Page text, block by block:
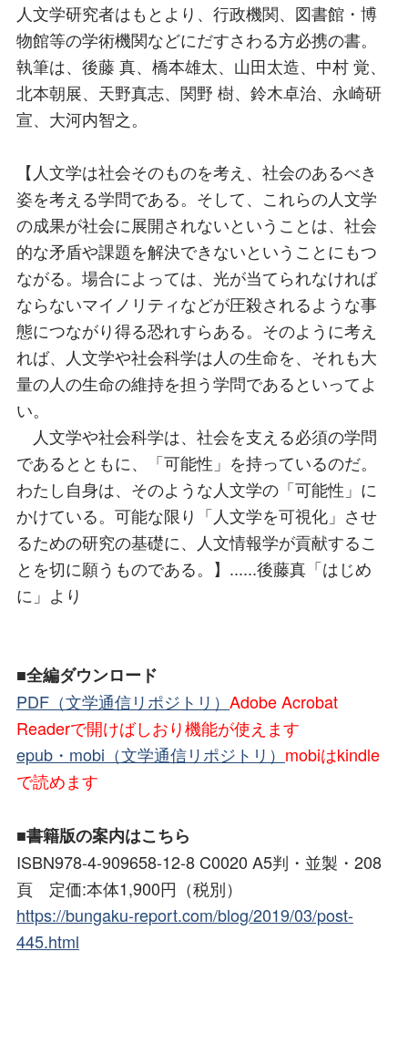
人文学研究者はもとより、行政機関、図書館・博
物館等の学術機関などにだすさわる方必携の書。
執筆は、後藤 真、橋本雄太、山田太造、中村 覚、
北本朝展、天野真志、関野 樹、鈴木卓治、永崎研
宣、大河内智之。
【人文学は社会そのものを考え、社会のあるべき
姿を考える学問である。そして、これらの人文学
の成果が社会に展開されないということは、社会
的な矛盾や課題を解決できないということにもつ
ながる。場合によっては、光が当てられなければ
ならないマイノリティなどが圧殺されるような事
態につながり得る恐れすらある。そのように考え
れば、人文学や社会科学は人の生命を、それも大
量の人の生命の維持を担う学問であるといってよ
い。
人文学や社会科学は、社会を支える必須の学問
であるとともに、「可能性」を持っているのだ。
わたし自身は、そのような人文学の「可能性」に
かけている。可能な限り「人文学を可視化」させ
るための研究の基礎に、人文情報学が貢献するこ
とを切に願うものである。】......後藤真「はじめ
に」より
■全編ダウンロード
PDF（文学通信リポジトリ） Adobe Acrobat
Readerで開けばしおり機能が使えます
epub・mobi（文学通信リポジトリ） mobiはkindle
で読めます
■書籍版の案内はこちら
ISBN978-4-909658-12-8 C0020 A5判・並製・208
頁 定価:本体1,900円（税別）
https://bungaku-report.com/blog/2019/03/post-
445.html